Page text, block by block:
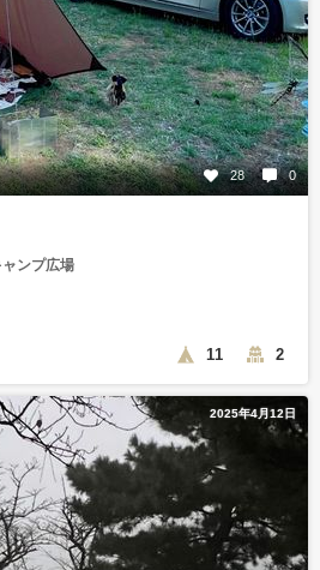
28 0
ンプ広場
11 2
2025年4月12日